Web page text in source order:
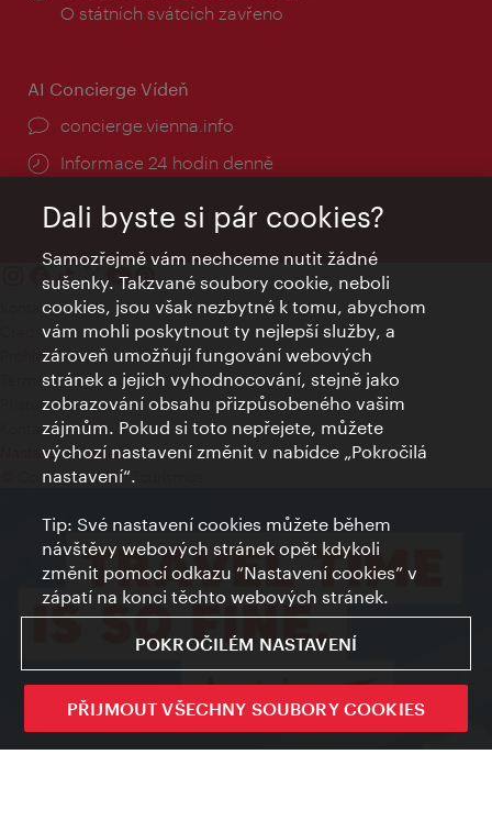
doba:
O státních svátcích zavřeno
AI Concierge Vídeň
concierge.vienna.info
Informace 24 hodin denně
Kontakty
Credits
Prohlášení o ochraně osobních údajů
Terms of Use
Přístupnost
Kontakt pro tisk
Nastavení cookies
© Copyright Wien Tourismus
Dali byste si pár cookies?
Samozřejmě vám nechceme nutit žádné
sušenky. Takzvané soubory cookie, neboli
cookies, jsou však nezbytné k tomu, abychom
vám mohli poskytnout ty nejlepší služby, a
zároveň umožňují fungování webových
stránek a jejich vyhodnocování, stejně jako
zobrazování obsahu přizpůsobeného vašim
zájmům. Pokud si toto nepřejete, můžete
výchozí nastavení změnit v nabídce „Pokročilá
nastavení“.
Tip: Své nastavení cookies můžete během
návštěvy webových stránek opět kdykoli
změnit pomocí odkazu “Nastavení cookies” v
zápatí na konci těchto webových stránek.
POKROČILÉM NASTAVENÍ
PŘIJMOUT VŠECHNY SOUBORY COOKIES